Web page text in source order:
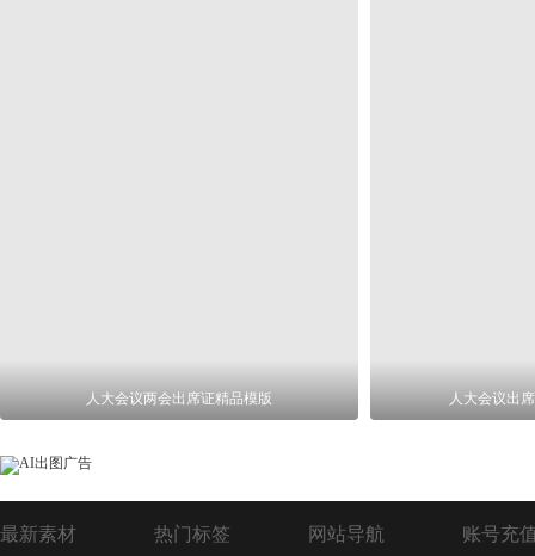
人大会议两会出席证精品模版 人大会议出
最新素材 热门标签 网站导航 账号充